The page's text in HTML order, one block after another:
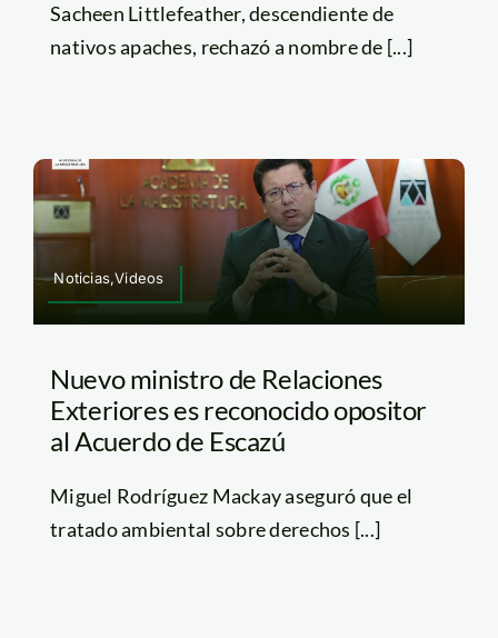
Sacheen Littlefeather, descendiente de
nativos apaches, rechazó a nombre de [...]
Noticias,Videos
Nuevo ministro de Relaciones
Exteriores es reconocido opositor
al Acuerdo de Escazú
Miguel Rodríguez Mackay aseguró que el
tratado ambiental sobre derechos [...]